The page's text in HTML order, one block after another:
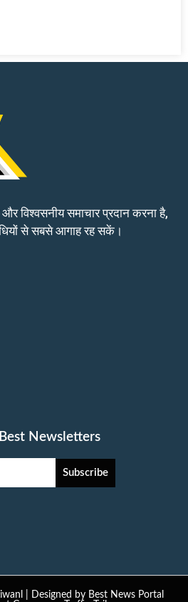
विश्वसनीय समाचार प्रदान करना है,
से सबसे आगाह रह सकें।
Newsletters
Subscribe
| Designed by Best News Portal